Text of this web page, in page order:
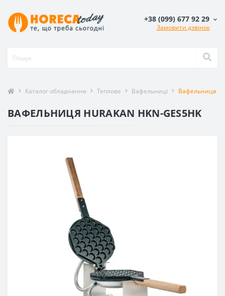
+38 (099) 677 92 29
Замовити дзвінок
Каталог обладнання Теплове Вафельниці Вафельниця
ВАФЕЛЬНИЦЯ HURAKAN HKN-GES5HK